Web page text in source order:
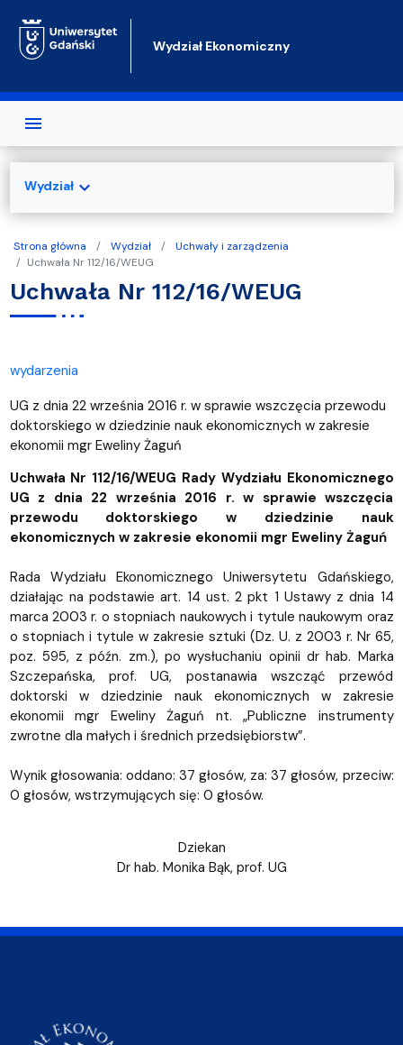
Wydział Ekonomiczny
Strona główna Wydział
Uchwały i zarządzenia
Uchwała Nr 112/16/WEUG
Uchwała Nr 112/16/WEUG
wydarzenia
UG z dnia 22 września 2016 r. w sprawie wszczęcia przewodu
doktorskiego w dziedzinie nauk ekonomicznych w zakresie
ekonomii mgr Eweliny Żaguń
Uchwała Nr 112/16/WEUG Rady Wydziału Ekonomicznego
UG z dnia 22 września 2016 r. w sprawie wszczęcia
przewodu doktorskiego w dziedzinie nauk
ekonomicznych w zakresie ekonomii mgr Eweliny Żaguń
Rada Wydziału Ekonomicznego Uniwersytetu Gdańskiego,
działając na podstawie art. 14 ust. 2 pkt 1 Ustawy z dnia 14
marca 2003 r. o stopniach naukowych i tytule naukowym oraz
o stopniach i tytule w zakresie sztuki (Dz. U. z 2003 r. Nr 65,
poz. 595, z późn. zm.), po wysłuchaniu opinii dr hab. Marka
Szczepańska, prof. UG, postanawia wszcząć przewód
doktorski w dziedzinie nauk ekonomicznych w zakresie
ekonomii mgr Eweliny Żaguń nt. „Publiczne instrumenty
zwrotne dla małych i średnich przedsiębiorstw”.
Wynik głosowania: oddano: 37 głosów, za: 37 głosów, przeciw:
0 głosów, wstrzymujących się: 0 głosów.
Dziekan
Dr hab. Monika Bąk, prof. UG
Wydziałexpand_more